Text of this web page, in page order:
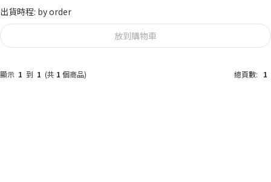
出貨時程: by order
放到購物車
顯示 1 到 1 (共 1 個商品) 總頁數: 1